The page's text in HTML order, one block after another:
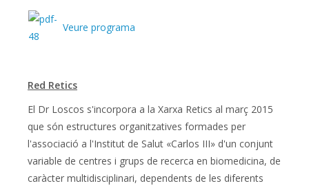
Veure programa
Red Retics
El Dr Loscos s'incorpora a la Xarxa Retics al març 2015
que són estructures organitzatives formades per
l'associació a l'Institut de Salut «Carlos III» d'un conjunt
variable de centres i grups de recerca en biomedicina, de
caràcter multidisciplinari, dependents de les diferents